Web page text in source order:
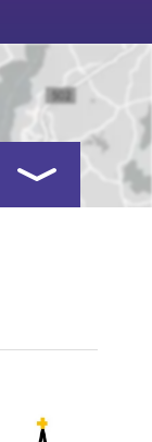
dass die
Kartenansicht